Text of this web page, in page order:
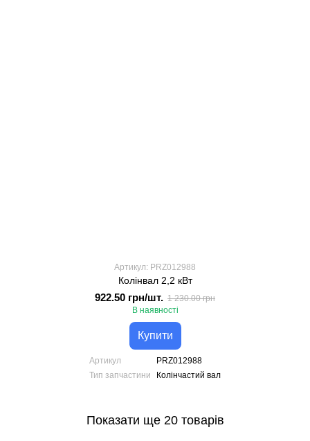
Артикул: PRZ012988
Колінвал 2,2 кВт
922.50 грн/шт. 1 230.00 грн
В наявності
Купити
Артикул
PRZ012988
Тип запчастини
Колінчастий вал
Показати ще 20 товарів